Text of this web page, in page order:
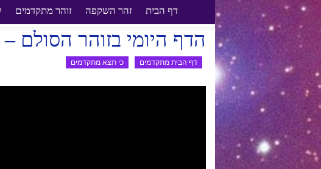
דף הבית זהר השקפה זוהר מתקדמים דף הבית מתקדמים כי תצא מתקדמים הדף
הדף היומי בזוהר הסולם
דף הבית מתקדמים כי תצא מתקדמים